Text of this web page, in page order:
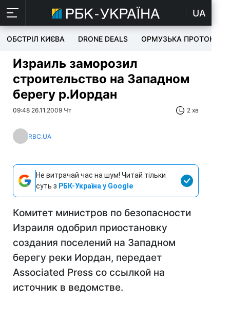
UA
ОБСТРІЛ КИЄВА DRONE DEALS ОРМУЗЬКА ПРОТОКА
Израиль заморозил
строительство на Западном
берегу р.Иордан
09:48 26.11.2009 Чт 2 хв
RBC.UA
Не витрачай час на шум! Читай тільки
суть з РБК-Україна у Google
Комитет министров по безопасности
Израиля одобрил приостановку
создания поселений на Западном
берегу реки Иордан, передает
Associated Press со ссылкой на
источник в ведомстве.